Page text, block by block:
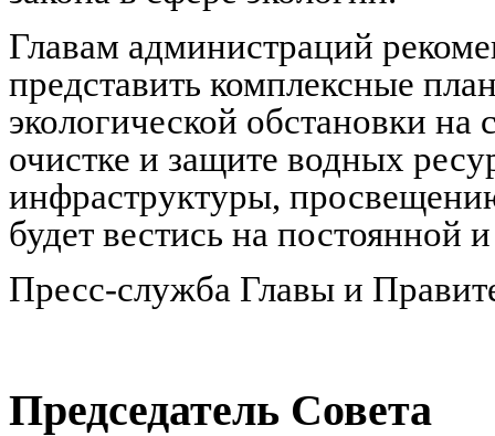
Главам администраций
представить комплексные
экологической обстановки на
очистке и защите водных
инфраструктуры,
будет вестись на постоянной
Пресс-служба Главы и
Председатель Совета